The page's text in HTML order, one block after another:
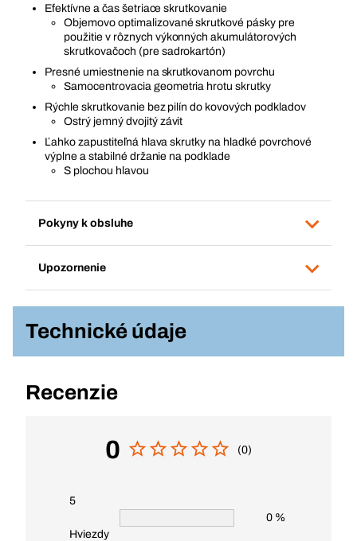
Efektívne a čas šetriace skrutkovanie
Objemovo optimalizované skrutkové pásky pre
použitie v rôznych výkonných akumulátorových
skrutkovačoch (pre sadrokartón)
Presné umiestnenie na skrutkovanom povrchu
Samocentrovacia geometria hrotu skrutky
Rýchle skrutkovanie bez pilín do kovových podkladov
Ostrý jemný dvojitý závit
Ľahko zapustiteľná hlava skrutky na hladké povrchové
výplne a stabilné držanie na podklade
S plochou hlavou
Pokyny k obsluhe
Upozornenie
Technické údaje
Recenzie
0 (0)
5
Hviezdy
0 %